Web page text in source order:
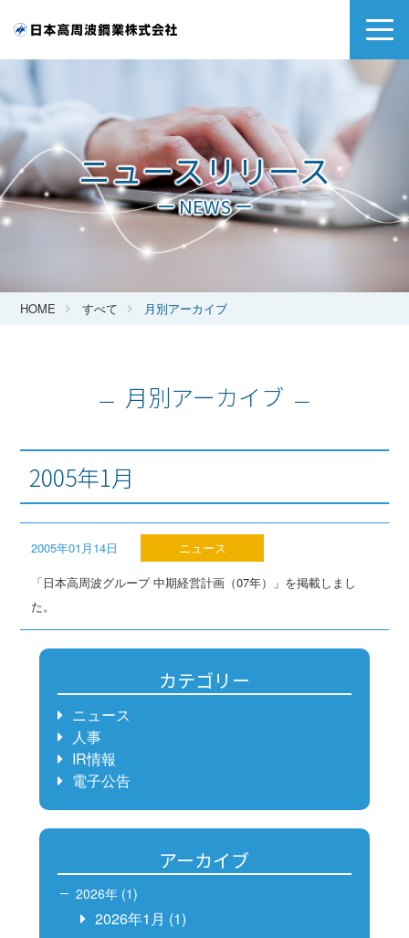
ニュースリリース
ー NEWS ー
HOME すべて 月別アーカイブ
月別アーカイブ
2005年1月
2005年01月14日
ニュース
「日本高周波グループ 中期経営計画（07年）」を掲載しまし
た。
カテゴリー
ニュース
人事
IR情報
電子公告
アーカイブ
2026年 (1)
2026年1月 (1)